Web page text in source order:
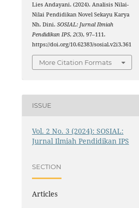
Lies Andayani. (2024). Analisis Nilai-
Nilai Pendidikan Novel Sekayu Karya
Nh. Dini.SOSIAL: Jurnal Ilmiah
Pendidikan IPS,2(3), 97–111.
https://doi.org/10.62383/sosial.v2i3.361
More Citation Formats
ISSUE
Vol. 2 No. 3 (2024): SOSIAL:
Jurnal Ilmiah Pendidikan IPS
SECTION
Articles